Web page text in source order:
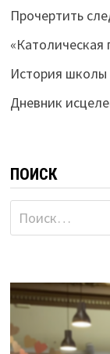
Прочертить
История школы
Дневник
ПОИСК
Найти: